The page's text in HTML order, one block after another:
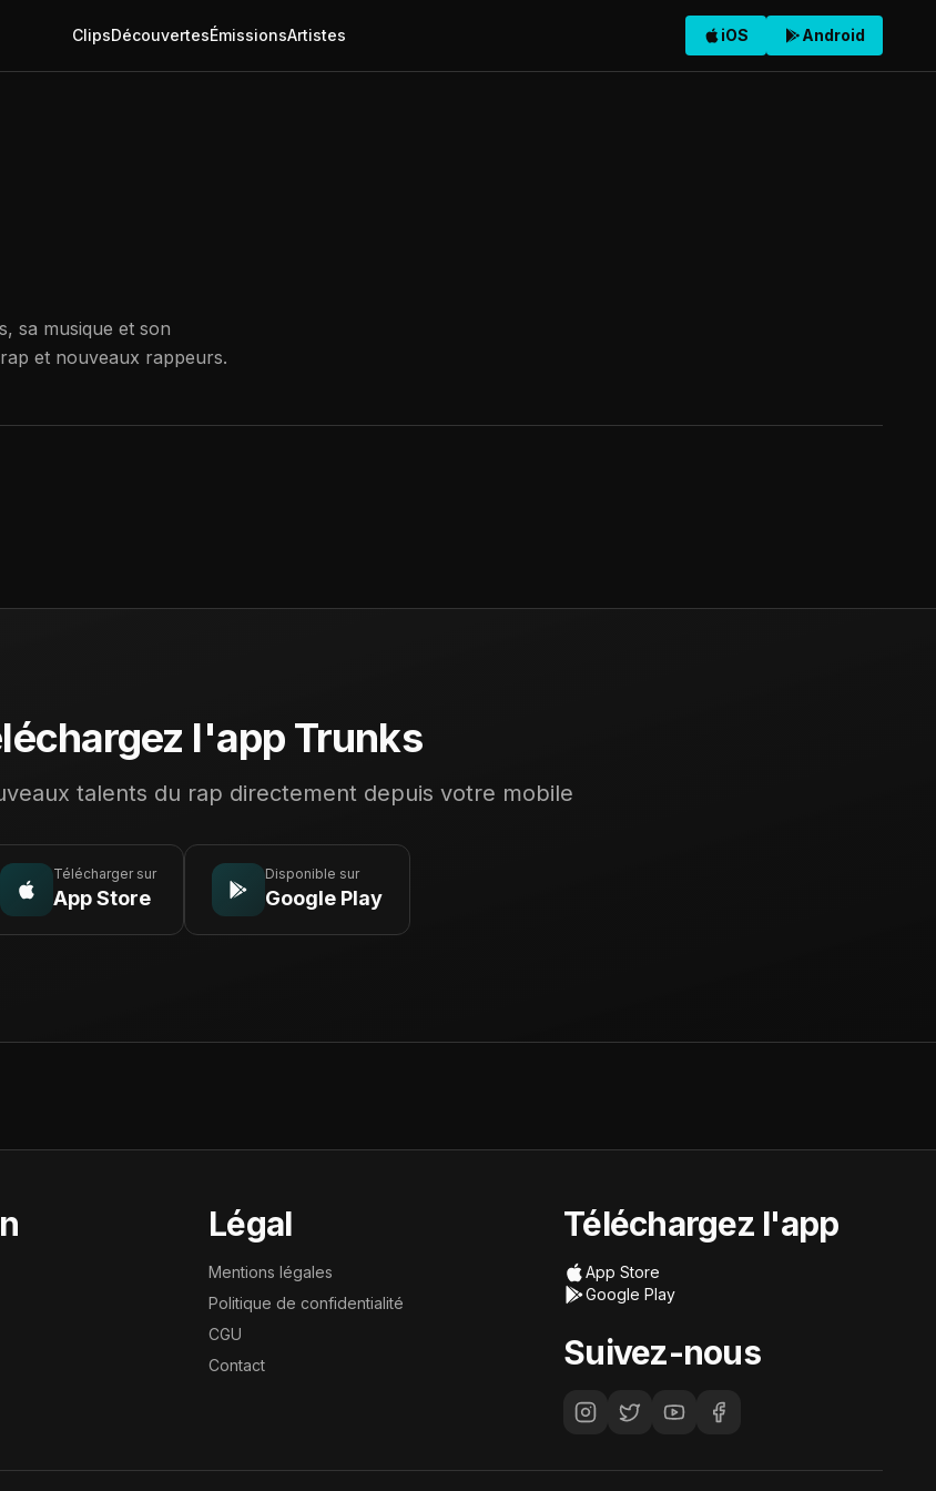
ClipsDécouvertesÉmissionsArtistes iOS Android
sa musique et son
et nouveaux rappeurs.
l'app Trunks
talents du rap directement depuis votre mobile
Télécharger sur
App Store
Disponible sur
Google Play
Légal
Mentions légales
Politique de confidentialité
CGU
Contact
Téléchargez l'app
App Store
Google Play
Suivez-nous